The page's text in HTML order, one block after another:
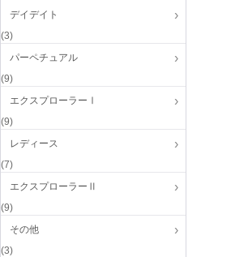
デイデイト
(3)
パーペチュアル
(9)
エクスプローラーⅠ
(9)
レディース
(7)
エクスプローラーⅡ
(9)
その他
(3)